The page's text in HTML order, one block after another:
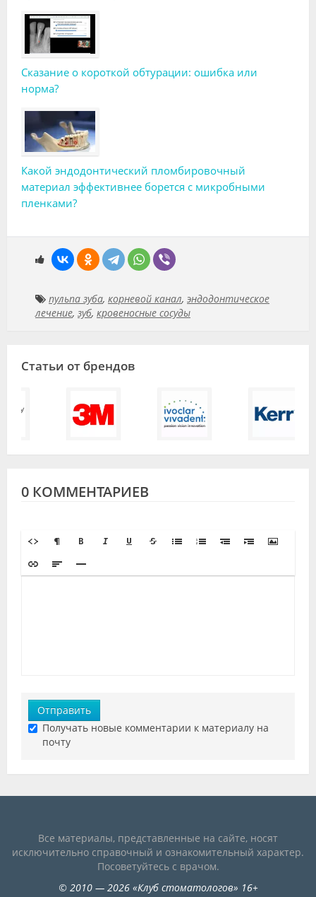
Сказание о короткой обтурации: ошибка или
норма?
Какой эндодонтический пломбировочный
материал эффективнее борется с микробными
пленками?
пульпа зуба, корневой канал, эндодонтическое
лечение, зуб, кровеносные сосуды
Статьи от брендов
0 КОММЕНТАРИЕВ
Отправить
Получать новые комментарии к материалу на
почту
Все материалы, представленные на сайте, носят
исключительно справочный и ознакомительный характер.
Посоветуйтесь с врачом.
© 2010— 2026«Клуб стоматологов» 16+